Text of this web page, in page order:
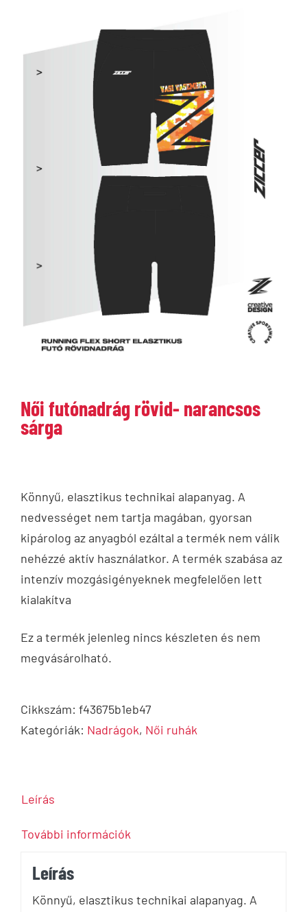
Női futónadrág rövid- narancsos
sárga
Könnyű, elasztikus technikai alapanyag. A
nedvességet nem tartja magában, gyorsan
kipárolog az anyagból ezáltal a termék nem válik
nehézzé aktív használatkor. A termék szabása az
intenzív mozgásigényeknek megfelelően lett
kialakítva
Ez a termék jelenleg nincs készleten és nem
megvásárolható.
Cikkszám: f43675b1eb47
Kategóriák: Nadrágok, Női ruhák
Leírás
További információk
Leírás
Könnyű, elasztikus technikai alapanyag. A